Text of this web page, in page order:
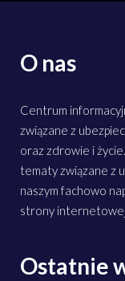
O nas
Centrum
związane z
oraz zdrowie i
tematy związane z
naszym fachowo
strony
Ostatnie